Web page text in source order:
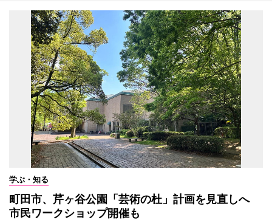
学ぶ・知る
町田市、芹ヶ谷公園「芸術の杜」計画を見直しへ
市民ワークショップ開催も